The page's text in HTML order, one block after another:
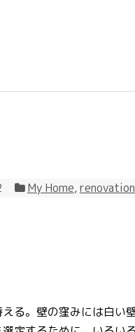
My Home,renovation
る。壁の窪みには白い